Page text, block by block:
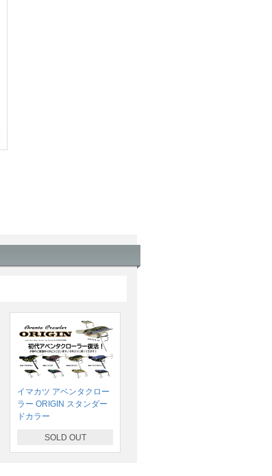
イマカツ アベンタクロー
ラー ORIGIN スタンダー
ドカラー
SOLD OUT